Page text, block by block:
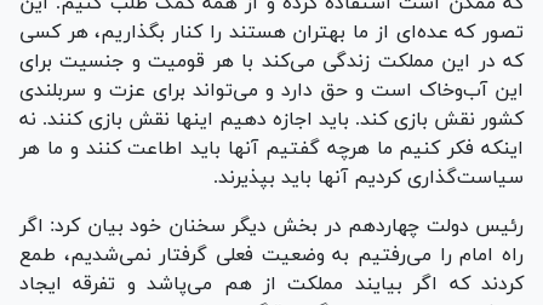
تصور که عده‌ای از ما بهتران هستند را کنار بگذاریم، هر کسی
که در این مملکت زندگی می‌کند با هر قومیت و جنسیت برای
این آب‌وخاک است و حق دارد و می‌تواند برای عزت و سربلندی
کشور نقش بازی کند. باید اجازه دهیم اینها نقش بازی کنند. نه
اینکه فکر کنیم ما هرچه گفتیم آنها باید اطاعت کنند و ما هر
سیاست‌گذاری کردیم آنها باید بپذیرند.
رئیس دولت چهاردهم در بخش دیگر سخنان خود بیان کرد: اگر
راه امام را می‌رفتیم به وضعیت فعلی گرفتار نمی‌شدیم، طمع
کردند که اگر بیایند مملکت از هم می‌پاشد و تفرقه ایجاد